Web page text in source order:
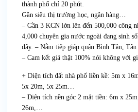
thành phố chỉ 20 phút.
Gần siêu thị trường học, ngân hàng…
– Gần 3 KCN lớn lên đến 500,000 công
4,000 chuyên gia nước ngoài đang sinh
đây. – Nằm tiếp giáp quận Bình Tân,
– Cam kết giá thật 100% nói không với
+ Diện tích đất nhà phố liền kề: 5m x
5x 20m, 5x 25m…
– Diện tích nền góc 2 mặt tiền: 6m x
26m,…